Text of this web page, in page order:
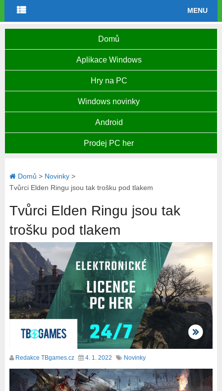
MENU
Domů
Aplikace Windows
Hry na PC
Windows novinky
Android
Prodej PC her
Domů > Novinky>
Tvůrci Elden Ringu jsou tak trošku pod tlakem
Tvůrci Elden Ringu jsou tak
trošku pod tlakem
Redakce TBgames.cz 4. 1. 2022 Novinky